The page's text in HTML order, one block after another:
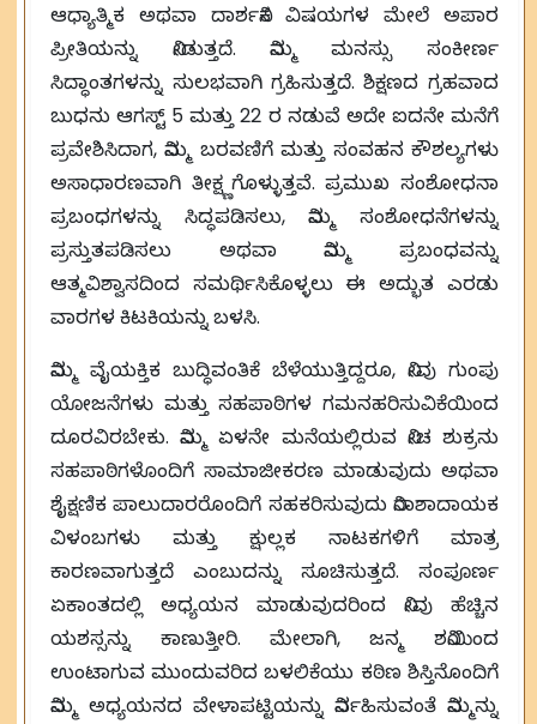
ಆಧ್ಯಾತ್ಮಿಕ ಅಥವಾ ದಾರ್ಶನಿಕ ವಿಷಯಗಳ ಮೇಲೆ ಅಪಾರ
ಪ್ರೀತಿಯನ್ನು ನೀಡುತ್ತದೆ. ನಿಮ್ಮ ಮನಸ್ಸು ಸಂಕೀರ್ಣ
ಸಿದ್ಧಾಂತಗಳನ್ನು ಸುಲಭವಾಗಿ ಗ್ರಹಿಸುತ್ತದೆ. ಶಿಕ್ಷಣದ ಗ್ರಹವಾದ
ಬುಧನು ಆಗಸ್ಟ್ 5 ಮತ್ತು 22 ರ ನಡುವೆ ಅದೇ ಐದನೇ ಮನೆಗೆ
ಪ್ರವೇಶಿಸಿದಾಗ, ನಿಮ್ಮ ಬರವಣಿಗೆ ಮತ್ತು ಸಂವಹನ ಕೌಶಲ್ಯಗಳು
ಅಸಾಧಾರಣವಾಗಿ ತೀಕ್ಷ್ಣಗೊಳ್ಳುತ್ತವೆ. ಪ್ರಮುಖ ಸಂಶೋಧನಾ
ಪ್ರಬಂಧಗಳನ್ನು ಸಿದ್ಧಪಡಿಸಲು, ನಿಮ್ಮ ಸಂಶೋಧನೆಗಳನ್ನು
ಪ್ರಸ್ತುತಪಡಿಸಲು ಅಥವಾ ನಿಮ್ಮ ಪ್ರಬಂಧವನ್ನು
ಆತ್ಮವಿಶ್ವಾಸದಿಂದ ಸಮರ್ಥಿಸಿಕೊಳ್ಳಲು ಈ ಅದ್ಭುತ ಎರಡು
ವಾರಗಳ ಕಿಟಕಿಯನ್ನು ಬಳಸಿ.
ನಿಮ್ಮ ವೈಯಕ್ತಿಕ ಬುದ್ಧಿವಂತಿಕೆ ಬೆಳೆಯುತ್ತಿದ್ದರೂ, ನೀವು ಗುಂಪು
ಯೋಜನೆಗಳು ಮತ್ತು ಸಹಪಾಠಿಗಳ ಗಮನಹರಿಸುವಿಕೆಯಿಂದ
ದೂರವಿರಬೇಕು. ನಿಮ್ಮ ಏಳನೇ ಮನೆಯಲ್ಲಿರುವ ನೀಚ ಶುಕ್ರನು
ಸಹಪಾಠಿಗಳೊಂದಿಗೆ ಸಾಮಾಜೀಕರಣ ಮಾಡುವುದು ಅಥವಾ
ಶೈಕ್ಷಣಿಕ ಪಾಲುದಾರರೊಂದಿಗೆ ಸಹಕರಿಸುವುದು ನಿರಾಶಾದಾಯಕ
ವಿಳಂಬಗಳು ಮತ್ತು ಕ್ಷುಲ್ಲಕ ನಾಟಕಗಳಿಗೆ ಮಾತ್ರ
ಕಾರಣವಾಗುತ್ತದೆ ಎಂಬುದನ್ನು ಸೂಚಿಸುತ್ತದೆ. ಸಂಪೂರ್ಣ
ಏಕಾಂತದಲ್ಲಿ ಅಧ್ಯಯನ ಮಾಡುವುದರಿಂದ ನೀವು ಹೆಚ್ಚಿನ
ಯಶಸ್ಸನ್ನು ಕಾಣುತ್ತೀರಿ. ಮೇಲಾಗಿ, ಜನ್ಮ ಶನಿಯಿಂದ
ಉಂಟಾಗುವ ಮುಂದುವರಿದ ಬಳಲಿಕೆಯು ಕಠಿಣ ಶಿಸ್ತಿನೊಂದಿಗೆ
ನಿಮ್ಮ ಅಧ್ಯಯನದ ವೇಳಾಪಟ್ಟಿಯನ್ನು ನಿರ್ವಹಿಸುವಂತೆ ನಿಮ್ಮನ್ನು